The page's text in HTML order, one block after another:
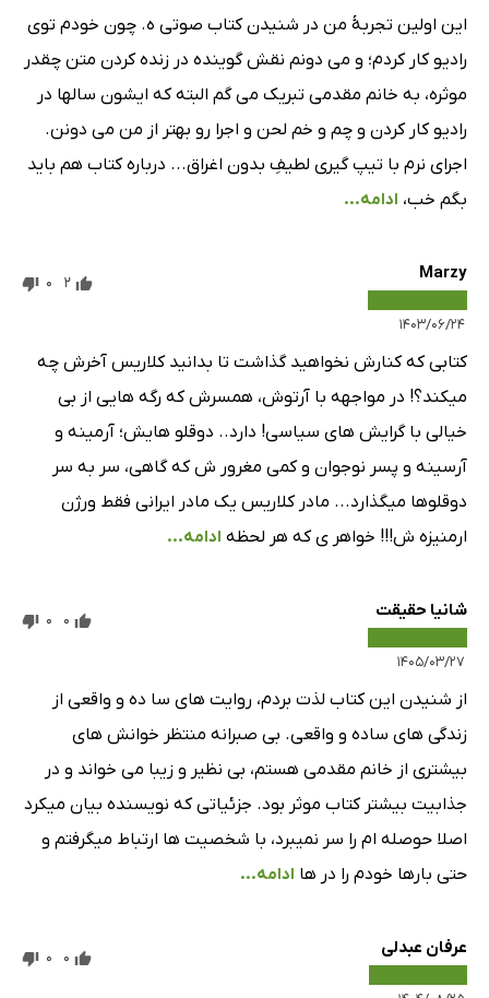
این اولین تجربۀ من در شنیدن کتاب صوتی ه. چون خودم توی
رادیو کار کردم؛ و می دونم نقش گوینده در زنده کردن متن چقدر
موثره، به خانم مقدمی تبریک می گم البته که ایشون سالها در
رادیو کار کردن و چم و خم لحن و اجرا رو بهتر از من می دونن.
اجرای نرم با تیپ گیری لطیفِ بدون اغراق... درباره کتاب هم باید
بگم خب، ادامه...
Marzy
۱۴۰۳/۰۶/۲۴
2
0
کتابی که کنارش نخواهید گذاشت تا بدانید کلاریس آخرش چه
میکند؟! در مواجهه با آرتوش، همسرش که رگه هایی از بی
خیالی با گرایش های سیاسی! دارد.. دوقلو هایش؛ آرمینه و
آرسینه و پسر نوجوان و کمی مغرور ش که گاهی، سر به سر
دوقلوها میگذارد... مادر کلاریس یک مادر ایرانی فقط ورژن
ارمنیزه ش!!! خواهر ی که هر لحظه ادامه...
شانیا حقیقت
۱۴۰۵/۰۳/۲۷
0
0
از شنیدن این کتاب لذت بردم، روایت های سا ده و واقعی از
زندگی های ساده و واقعی. بی صبرانه منتظر خوانش های
بیشتری از خانم مقدمی هستم، بی نظیر و زیبا می خواند و در
جذابیت بیشتر کتاب موثر بود. جزئیاتی که نویسنده بیان میکرد
اصلا حوصله ام را سر نمیبرد، با شخصیت ها ارتباط میگرفتم و
حتی بارها خودم را در ها ادامه...
عرفان عبدلی 0
0